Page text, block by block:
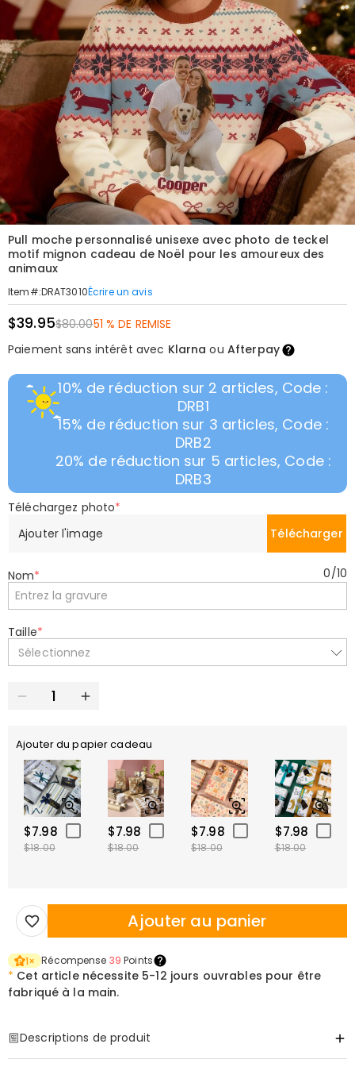
Pull moche personnalisé unisexe avec photo de teckel
motif mignon cadeau de Noël pour les amoureux des
animaux
Item#:DRAT3010Écrire un avis
$39.95$80.0051 % DE REMISE
Paiement sans intérêt avec Klarna ou Afterpay
10% de réduction sur 2 articles, Code :
DRB1
15% de réduction sur 3 articles, Code :
DRB2
20% de réduction sur 5 articles, Code :
DRB3
Téléchargez photo*
Ajouter l'image
Télécharger
Nom* 0/10
Taille*
Sélectionnez
Ajouter du papier cadeau
$7.98
$18.00
$7.98
$18.00
$7.98
$18.00
$7.98
$18.00
Ajouter au panier
1× Récompense 39 Points
* Cet article nécessite 5-12 jours ouvrables pour être
fabriqué à la main.
Descriptions de produit